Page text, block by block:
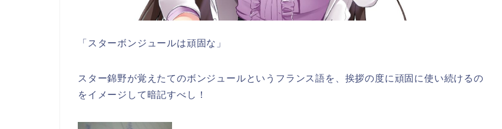
「スターボンジュールは頑固な」
スター錦野が覚えたてのボンジュールというフランス語を、挨拶の度に頑固に使い続けるの
をイメージして暗記すべし！